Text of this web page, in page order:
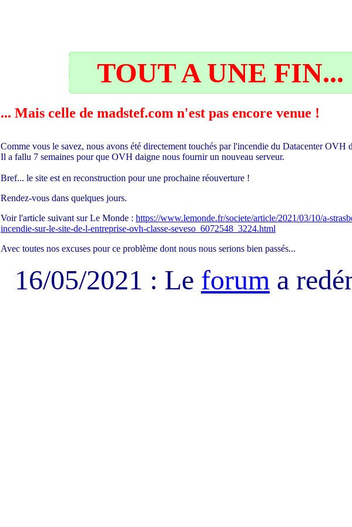
TOUT A UNE FIN...
... Mais celle de madstef.com n'est pas encore venue !
Comme vous le savez, nous avons été directement touchés par l'incendie du Datacenter OVH
Il a fallu 7 semaines pour que OVH daigne nous fournir un nouveau serveur.
Bref... le site est en reconstruction pour une prochaine réouverture !
Rendez-vous dans quelques jours.
Voir l'article suivant sur Le Monde : https://www.lemonde.fr/societe/article/2021/03/10/a-
incendie-sur-le-site-de-l-entreprise-ovh-classe-seveso_6072548_3224.html
Avec toutes nos excuses pour ce problème dont nous nous serions bien passés...
16/05/2021 : Le forum a